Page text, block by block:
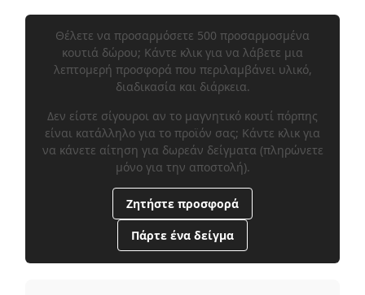
Θέλετε να προσαρμόσετε 500 προσαρμοσμένα
κουτιά δώρου; Κάντε κλικ για να λάβετε μια
λεπτομερή προσφορά που περιλαμβάνει υλικό,
διαδικασία και διάρκεια.
Δεν είστε σίγουροι αν το μαγνητικό κουτί πόρπης
είναι κατάλληλο για το προϊόν σας; Κάντε κλικ για
να κάνετε αίτηση για δωρεάν δείγματα (πληρώνετε
μόνο για την αποστολή).
Ζητήστε προσφορά
Πάρτε ένα δείγμα